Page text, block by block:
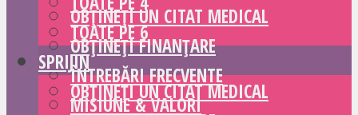
OBȚINEȚI UN CITAT MEDICAL
OBȚINEȚI FINANȚARE
ÎNTREBĂRI FRECVENTE
MISIUNE & VALORI
TOATE PE 6
SPRIJIN
OBȚINEȚI UN CITAT MEDICAL